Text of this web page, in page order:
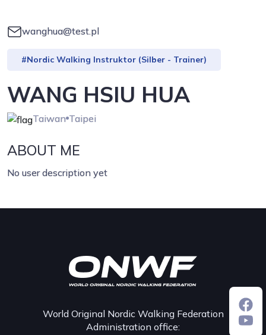
wanghua@test.pl
#Nordic Walking Instruktor (Silber - Trainer)
WANG HSIU HUA
Taiwan Taipei
ABOUT ME
No user description yet
World Original Nordic Walking Federation
Administration office: